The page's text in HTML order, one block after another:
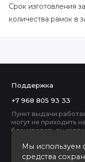
Срок изготовления
количества рамок в
Мы используем
средства
Поддержка
+7 968 805 93 33
Пункт выдачи
могут не приходить на
блокировать ру